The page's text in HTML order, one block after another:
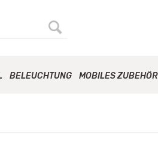
BELEUCHTUNG MOBILES ZUBEHÖR